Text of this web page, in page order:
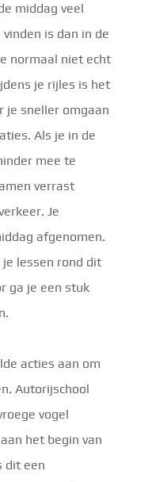
middag veel
is dan in de
normaal niet echt
je rijles is het
je sneller omgaan
Als je in de
mee te
verrast
Je
afgenomen.
lessen rond dit
ga je een stuk
acties aan om
Autorijschool
vogel
het begin van
dit een